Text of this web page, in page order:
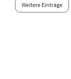
Weitere Einträge